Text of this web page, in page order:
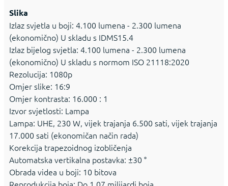
Slika
Izlaz svjetla u boji: 4.100 lumena - 2.300 lumena
(ekonomično) U skladu s IDMS15.4
Izlaz bijelog svjetla: 4.100 lumena - 2.300 lumena
(ekonomično) U skladu s normom ISO 21118:2020
Rezolucija: 1080p
Omjer slike: 16:9
Omjer kontrasta: 16.000 : 1
Izvor svjetlosti: Lampa
Lampa: UHE, 230 W, vijek trajanja 6.500 sati, vijek trajanja
17.000 sati (ekonomičan način rada)
Korekcija trapezoidnog izobličenja
Automatska vertikalna postavka: ±30 °
Obrada videa u boji: 10 bitova